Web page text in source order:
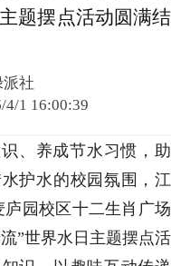
题摆点活动圆满结
社
4/1 16:00:39
、养成节水习惯，助
护水的校园氛围，江
园校区十二生肖广场
”世界水日主题摆点活